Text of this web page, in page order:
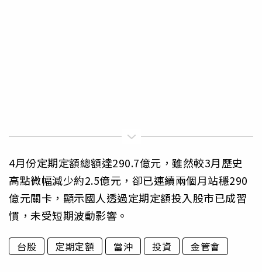
4月份定期定額總額達290.7億元，雖然較3月歷史
高點微幅減少約2.5億元，卻已連續兩個月站穩290
億元關卡，顯示國人透過定期定額投入股市已成習
慣，未受短期波動影響。
台股 定期定額 當沖 投資 金管會